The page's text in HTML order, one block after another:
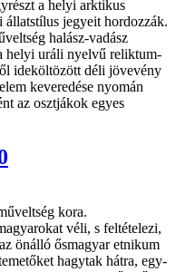
a helyi arktikus
állatstílus jegyeit hordozzák.
halász-vadász
helyi uráli nyelvű ­reliktum­
ideköltözött déli jövevény
keveredése nyomán
az osztjákok egyes
kora.
véli, s feltételezi,
önálló ősmagyar etnikum
hagytak hátra, egy-